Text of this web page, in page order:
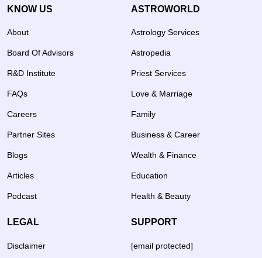
KNOW US
About
Board Of Advisors
R&D Institute
FAQs
Careers
Partner Sites
Blogs
Articles
Podcast
ASTROWORLD
Astrology Services
Astropedia
Priest Services
Love & Marriage
Family
Business & Career
Wealth & Finance
Education
Health & Beauty
LEGAL
Disclaimer
SUPPORT
[email protected]